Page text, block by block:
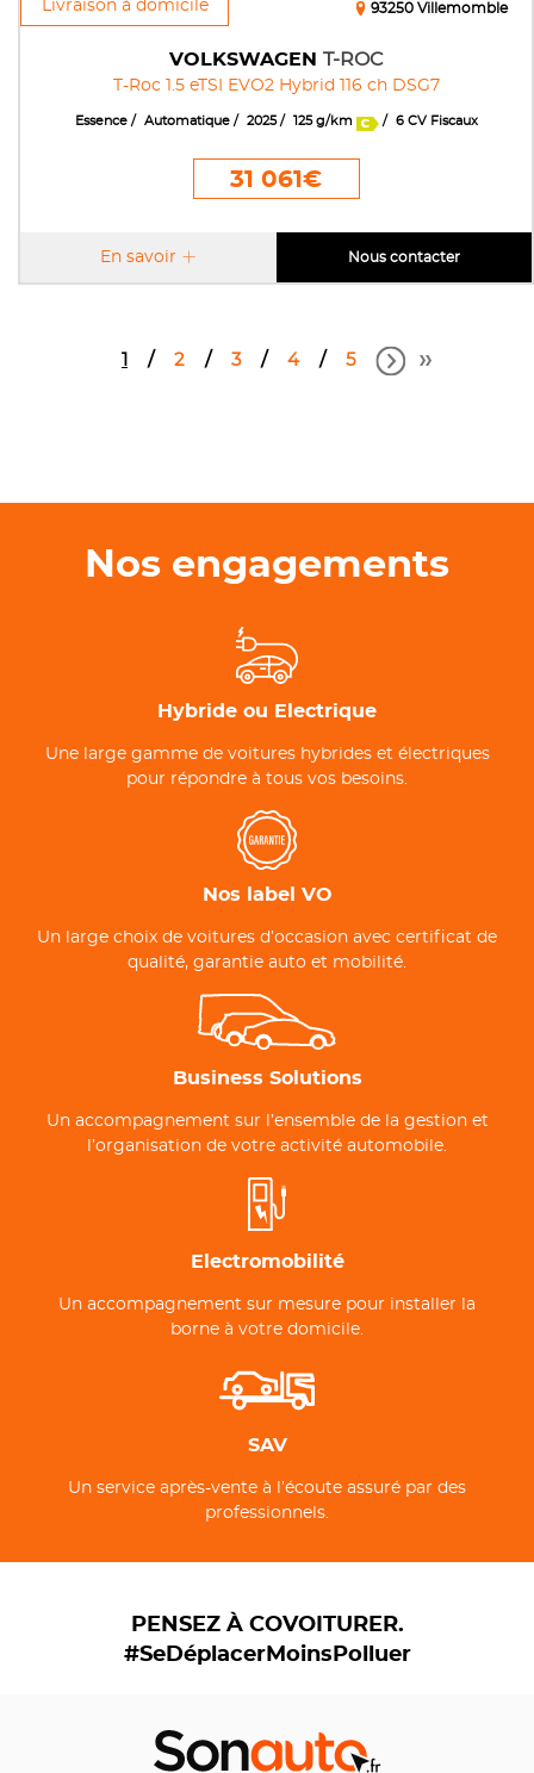
Livraison à domicile
VOLKSWAGEN T-ROC
T-Roc 1.5 eTSI EVO2 Hybrid 116 ch DSG7
93250 Villemomble
Essence Automatique 2025 125 g/km 6 CV Fiscaux
31 061€
En savoir Nous contacter
2 3 4 5
Nos engagements
Hybride ou Electrique
Une large gamme de voitures hybrides et électriques
pour répondre à tous vos besoins.
Nos label VO
Un large choix de voitures d’occasion avec certificat de
qualité, garantie auto et mobilité.
Business Solutions
Un accompagnement sur l’ensemble de la gestion et
l’organisation de votre activité automobile.
Electromobilité
Un accompagnement sur mesure pour installer la
borne à votre domicile.
SAV
Un service après-vente à l’écoute assuré par des
professionnels.
PENSEZ À COVOITURER.
#SeDéplacerMoinsPolluer